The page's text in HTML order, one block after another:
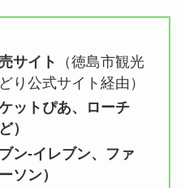
サイト
（徳島市観光
り公式サイト経由）
ットぴあ、ローチ
）
ン-イレブン、ファ
ソン）